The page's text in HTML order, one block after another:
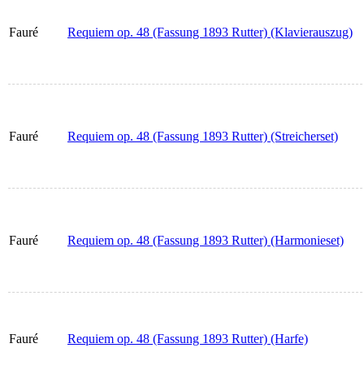
Fauré Requiem op. 48 (Fassung 1893 Rutter) (Klavierauszug)
Fauré Requiem op. 48 (Fassung 1893 Rutter) (Streicherset)
Fauré Requiem op. 48 (Fassung 1893 Rutter) (Harmonieset)
Fauré Requiem op. 48 (Fassung 1893 Rutter) (Harfe)